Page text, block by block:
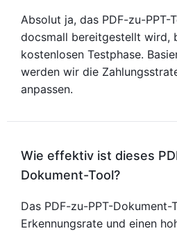
Absolut ja, das PDF-zu-PPT-
docsmall bereitgestellt wird,
kostenlosen Testphase.
werden wir die
anpassen.
Wie effektiv ist dieses
Dokument-Tool?
Das PDF-zu-PPT-Dokument-
Erkennungsrate und einen